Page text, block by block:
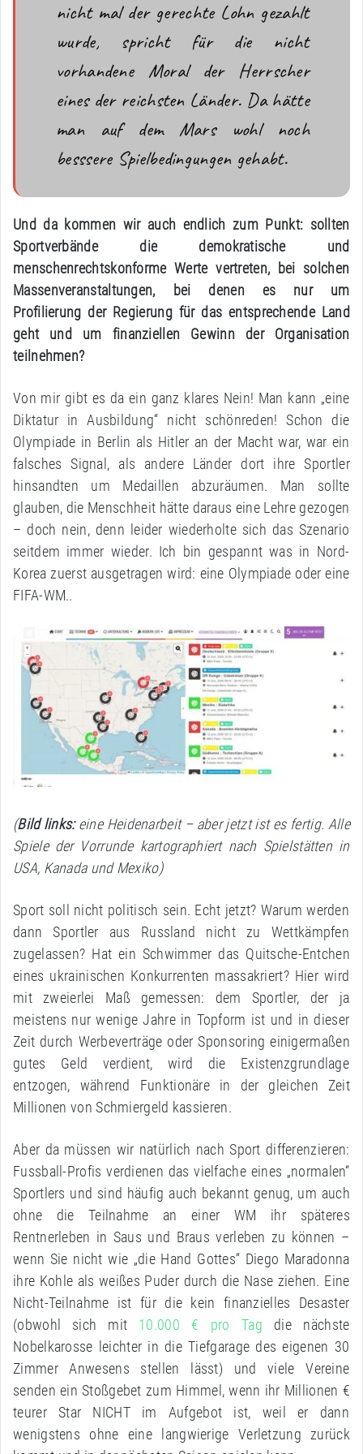
nicht mal der gerechte Lohn gezahlt
wurde, spricht für die nicht
vorhandene Moral der Herrscher
eines der reichsten Länder. Da hätte
man auf dem Mars wohl noch
besssere Spielbedingungen gehabt.
Und da kommen wir auch endlich zum Punkt: sollten
Sportverbände die demokratische und
menschenrechtskonforme Werte vertreten, bei solchen
Massenveranstaltungen, bei denen es nur um
Profilierung der Regierung für das entsprechende Land
geht und um finanziellen Gewinn der Organisation
teilnehmen?
Von mir gibt es da ein ganz klares Nein! Man kann „eine
Diktatur in Ausbildung“ nicht schönreden! Schon die
Olympiade in Berlin als Hitler an der Macht war, war ein
falsches Signal, als andere Länder dort ihre Sportler
hinsandten um Medaillen abzuräumen. Man sollte
glauben, die Menschheit hätte daraus eine Lehre gezogen
– doch nein, denn leider wiederholte sich das Szenario
seitdem immer wieder. Ich bin gespannt was in Nord-
Korea zuerst ausgetragen wird: eine Olympiade oder eine
FIFA-WM..
(Bild links:eine Heidenarbeit – aber jetzt ist es fertig. Alle
Spiele der Vorrunde kartographiert nach Spielstätten in
USA, Kanada und Mexiko)
Sport soll nicht politisch sein. Echt jetzt? Warum werden
dann Sportler aus Russland nicht zu Wettkämpfen
zugelassen? Hat ein Schwimmer das Quitsche-Entchen
eines ukrainischen Konkurrenten massakriert? Hier wird
mit zweierlei Maß gemessen: dem Sportler, der ja
meistens nur wenige Jahre in Topform ist und in dieser
Zeit durch Werbeverträge oder Sponsoring einigermaßen
gutes Geld verdient, wird die Existenzgrundlage
entzogen, während Funktionäre in der gleichen Zeit
Millionen von Schmiergeld kassieren.
Aber da müssen wir natürlich nach Sport differenzieren:
Fussball-Profis verdienen das vielfache eines „normalen“
Sportlers und sind häufig auch bekannt genug, um auch
ohne die Teilnahme an einer WM ihr späteres
Rentnerleben in Saus und Braus verleben zu können –
wenn Sie nicht wie „die Hand Gottes“ Diego Maradonna
ihre Kohle als weißes Puder durch die Nase ziehen. Eine
Nicht-Teilnahme ist für die kein finanzielles Desaster
(obwohl sich mit 10.000 € pro Tag die nächste
Nobelkarosse leichter in die Tiefgarage des eigenen 30
Zimmer Anwesens stellen lässt) und viele Vereine
senden ein Stoßgebet zum Himmel, wenn ihr Millionen €
teurer Star NICHT im Aufgebot ist, weil er dann
wenigstens ohne eine langwierige Verletzung zurück